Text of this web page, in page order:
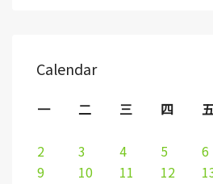
Calendar
一 二 三 四
2
3 4 5 6
9
10 11 12